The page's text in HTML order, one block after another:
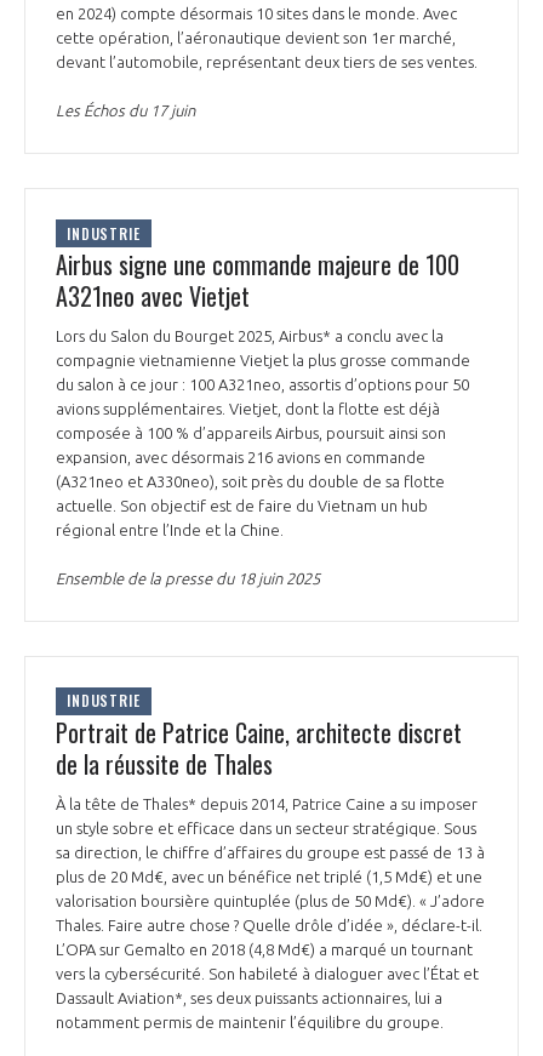
en 2024) compte désormais 10 sites dans le monde. Avec
cette opération, l’aéronautique devient son 1er marché,
devant l’automobile, représentant deux tiers de ses ventes.
Les Échos du 17 juin
INDUSTRIE
Airbus signe une commande majeure de 100
A321neo avec Vietjet
Lors du Salon du Bourget 2025, Airbus* a conclu avec la
compagnie vietnamienne Vietjet la plus grosse commande
du salon à ce jour : 100 A321neo, assortis d’options pour 50
avions supplémentaires. Vietjet, dont la flotte est déjà
composée à 100 % d’appareils Airbus, poursuit ainsi son
expansion, avec désormais 216 avions en commande
(A321neo et A330neo), soit près du double de sa flotte
actuelle. Son objectif est de faire du Vietnam un hub
régional entre l’Inde et la Chine.
Ensemble de la presse du 18 juin 2025
INDUSTRIE
Portrait de Patrice Caine, architecte discret
de la réussite de Thales
À la tête de Thales* depuis 2014, Patrice Caine a su imposer
un style sobre et efficace dans un secteur stratégique. Sous
sa direction, le chiffre d’affaires du groupe est passé de 13 à
plus de 20 Md€, avec un bénéfice net triplé (1,5 Md€) et une
valorisation boursière quintuplée (plus de 50 Md€). « J’adore
Thales. Faire autre chose ? Quelle drôle d’idée », déclare-t-il.
L’OPA sur Gemalto en 2018 (4,8 Md€) a marqué un tournant
vers la cybersécurité. Son habileté à dialoguer avec l’État et
Dassault Aviation*, ses deux puissants actionnaires, lui a
notamment permis de maintenir l’équilibre du groupe.